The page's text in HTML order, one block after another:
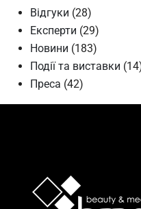
Відгуки (28)
Експерти (29)
Новини (183)
Події та виставки
Преса (42)